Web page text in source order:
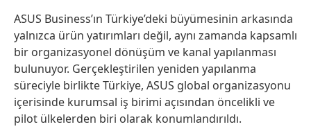
ASUS Business’ın Türkiye’deki büyümesinin arkasında
yalnızca ürün yatırımları değil, aynı zamanda kapsamlı
bir organizasyonel dönüşüm ve kanal yapılanması
bulunuyor. Gerçekleştirilen yeniden yapılanma
süreciyle birlikte Türkiye, ASUS global organizasyonu
içerisinde kurumsal iş birimi açısından öncelikli ve
pilot ülkelerden biri olarak konumlandırıldı.